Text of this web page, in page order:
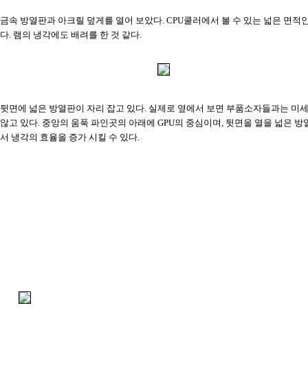
금속 방열판과 아크릴 덮게를 열어 보았다. CPU쿨러에서 볼 수 있는 넓은 면적
다. 램의 냉각에도 배려를 한 것 같다.
뒷면에 넓은 방열판이 자리 잡고 있다. 실제로 옆에서 보면 부품소자들과는 미
않고 있다. 중앙의 움푹 파인곳의 아래에 GPU의 중심이며, 뒷면을 열을 넓은 방
서 냉각의 효율을 증가 시킬 수 있다.